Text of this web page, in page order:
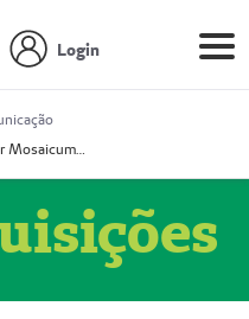
Login
Prestador Mosaicum Espaço Clínico Ltda (51004352-0)